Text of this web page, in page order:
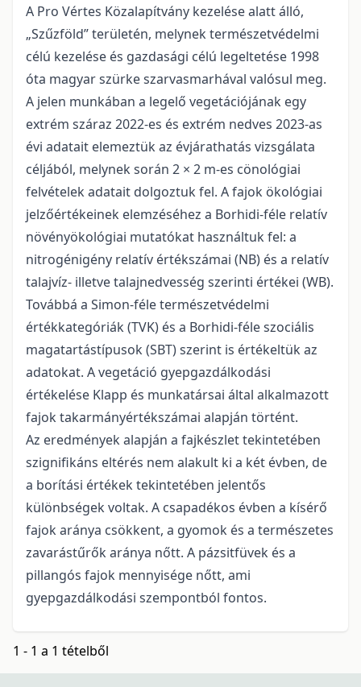
A Pro Vértes Közalapítvány kezelése alatt álló,
„Szűzföld” területén, melynek természetvédelmi
célú kezelése és gazdasági célú legeltetése 1998
óta magyar szürke szarvasmarhával valósul meg.
A jelen munkában a legelő vegetációjának egy
extrém száraz 2022-es és extrém nedves 2023-as
évi adatait elemeztük az évjárathatás vizsgálata
céljából, melynek során 2 × 2 m-es cönológiai
felvételek adatait dolgoztuk fel. A fajok ökológiai
jelzőértékeinek elemzéséhez a Borhidi-féle relatív
növényökológiai mutatókat használtuk fel: a
nitrogénigény relatív értékszámai (NB) és a relatív
talajvíz- illetve talajnedvesség szerinti értékei (WB).
Továbbá a Simon-féle természetvédelmi
értékkategóriák (TVK) és a Borhidi-féle szociális
magatartástípusok (SBT) szerint is értékeltük az
adatokat. A vegetáció gyepgazdálkodási
értékelése Klapp és munkatársai által alkalmazott
fajok takarmányértékszámai alapján történt.
Az eredmények alapján a fajkészlet tekintetében
szignifikáns eltérés nem alakult ki a két évben, de
a borítási értékek tekintetében jelentős
különbségek voltak. A csapadékos évben a kísérő
fajok aránya csökkent, a gyomok és a természetes
zavarástűrők aránya nőtt. A pázsitfüvek és a
pillangós fajok mennyisége nőtt, ami
gyepgazdálkodási szempontból fontos.
1 - 1 a 1 tételből